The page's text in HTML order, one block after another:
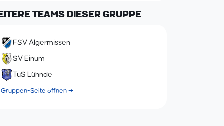
TEAMS DIESER GRUPPE
FSV Algermissen
SV Einum
TuS Lühnde
Gruppen-Seite öffnen →